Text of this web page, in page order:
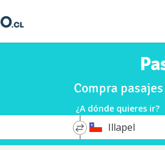
Compra
¿A dónde quieres ir?
*
DestinoIllapel